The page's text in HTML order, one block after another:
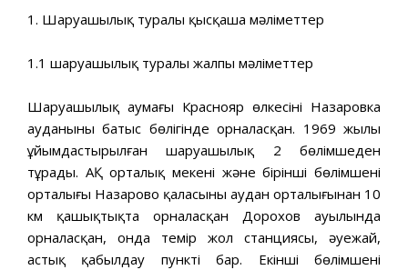
1. Шаруашылық туралы қысқаша мәліметтер
1.1 шаруашылық туралы жалпы мәліметтер
Шаруашылық аумағы Краснояр өлкесінің Назаровка
ауданының батыс бөлігінде орналасқан. 1969 жылы
ұйымдастырылған шаруашылық 2 бөлімшеден
тұрады. АҚ орталық мекені және бірінші бөлімшенің
орталығы Назарово қаласының аудан орталығынан 10
км қашықтықта орналасқан Дорохов ауылында
орналасқан, онда темір жол станциясы, әуежай,
астық қабылдау пункті бар. Екінші бөлімшенің